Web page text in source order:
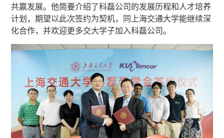
共赢发展。他简要介绍了科磊公司的发展历程和人才培养
计划，期望以此次签约为契机，同上海交通大学能继续深
化合作，并欢迎更多交大学子加入科磊公司。